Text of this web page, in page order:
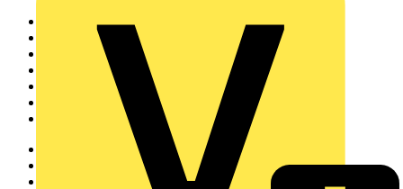
Produktsuche